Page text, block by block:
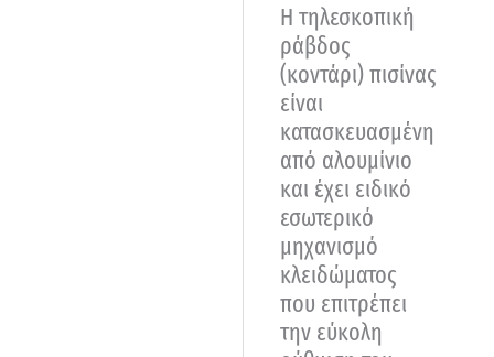
Η τηλεσκοπική
ράβδος
(κοντάρι) πισίνας
είναι
κατασκευασμένη
από αλουμίνιο
και έχει ειδικό
εσωτερικό
μηχανισμό
κλειδώματος
που επιτρέπει
την εύκολη